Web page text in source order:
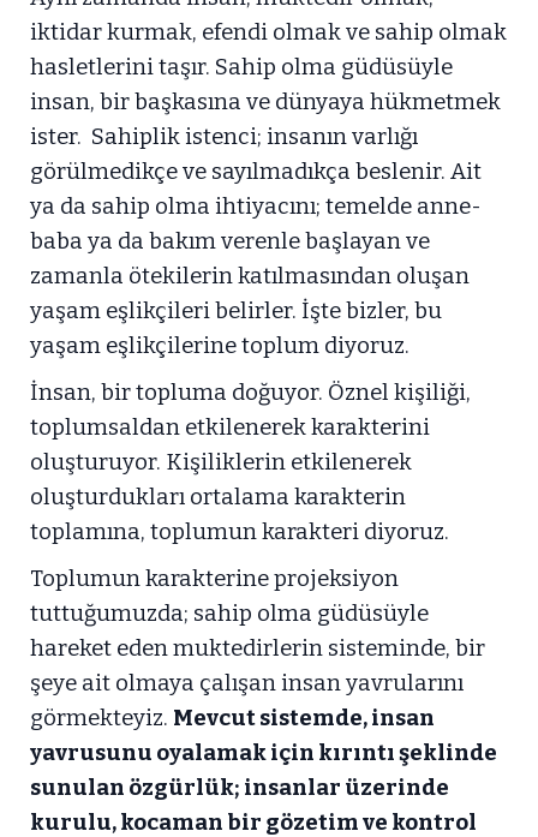
iktidar kurmak, efendi olmak ve sahip olmak
hasletlerini taşır. Sahip olma güdüsüyle
insan, bir başkasına ve dünyaya hükmetmek
ister. Sahiplik istenci; insanın varlığı
görülmedikçe ve sayılmadıkça beslenir. Ait
ya da sahip olma ihtiyacını; temelde anne-
baba ya da bakım verenle başlayan ve
zamanla ötekilerin katılmasından oluşan
yaşam eşlikçileri belirler. İşte bizler, bu
yaşam eşlikçilerine toplum diyoruz.
İnsan, bir topluma doğuyor. Öznel kişiliği,
toplumsaldan etkilenerek karakterini
oluşturuyor. Kişiliklerin etkilenerek
oluşturdukları ortalama karakterin
toplamına, toplumun karakteri diyoruz.
Toplumun karakterine projeksiyon
tuttuğumuzda; sahip olma güdüsüyle
hareket eden muktedirlerin sisteminde, bir
şeye ait olmaya çalışan insan yavrularını
görmekteyiz. Mevcut sistemde, insan
yavrusunu oyalamak için kırıntı şeklinde
sunulan özgürlük; insanlar üzerinde
kurulu, kocaman bir gözetim ve kontrol